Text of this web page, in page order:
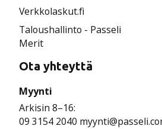
Verkkolaskut.fi
Taloushallinto - Passeli
Merit
Ota yhteyttä
Myynti
Arkisin 8–16:
09 3154 2040